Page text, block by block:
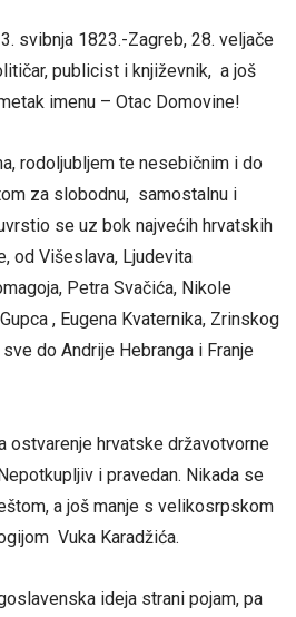
svibnja 1823.-Zagreb, 28. veljače
publicist i književnik, a još
imenu – Otac Domovine!
rodoljubljem te nesebičnim i do
za slobodnu, samostalnu i
se uz bok najvećih hrvatskih
od Višeslava, Ljudevita
Petra Svačića, Nikole
, Eugena Kvaternika, Zrinskog
do Andrije Hebranga i Franje
ostvarenje hrvatske državotvorne
i pravedan. Nikada se
a još manje s velikosrpskom
Vuka Karadžića.
ideja strani pojam, pa